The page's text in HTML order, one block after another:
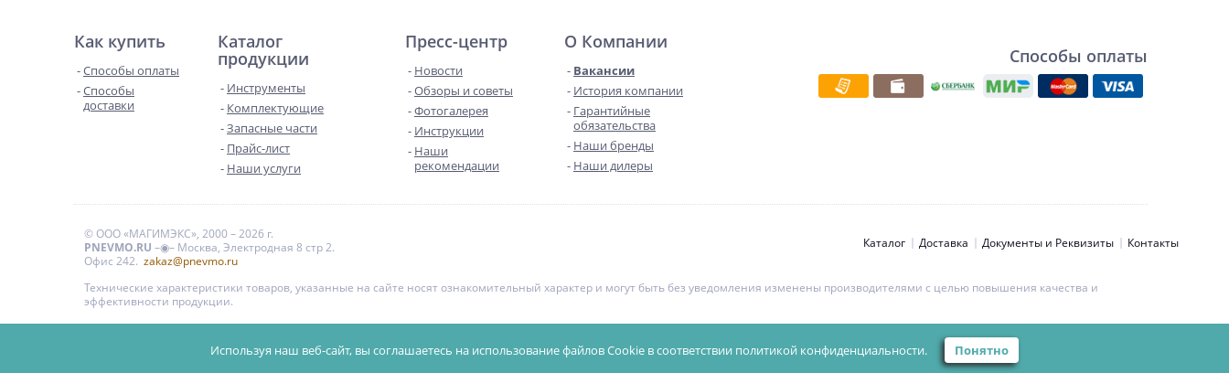
Как купить
Способы оплаты
Способы
доставки
Каталог
продукции
Инструменты
Комплектующие
Запасные части
Прайс-лист
Наши услуги
Пресс-центр
Новости
Обзоры и советы
Фотогалерея
Инструкции
Наши
рекомендации
О Компании
Вакансии
История компании
Гарантийные
обязательства
Наши бренды
Наши дилеры
Способы оплаты
© ООО «МАГИМЭКС», 2000 – 2026 г.
PNEVMO.RU –◉– Москва, Электродная 8 стр 2.
Офис 242. zakaz@pnevmo.ru
Каталог Доставка Документы и Реквизиты Контакты
Технические характеристики товаров, указанные на сайте носят ознакомительный характер и могут быть без уведомления изменены производителями с целью повышения качества и
эффективности продукции.
Цены на сайте даны для справки и не являются публичной офертой. Уточняйте цены у менеджеров. Политика конфиденциальности персональных данных.
Используя наш веб-сайт, вы соглашаетесь на использование файлов Cookie в соответствии политикой конфиденциальности. Понятно